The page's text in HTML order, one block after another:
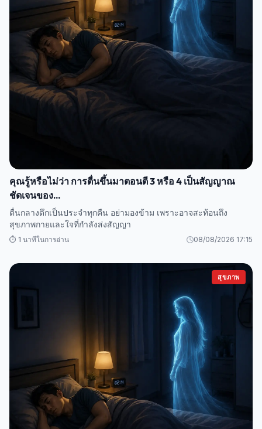
คุณรู้หรือไม่ว่า การตื่นขึ้นมาตอนตี 3 หรือ 4 เป็นสัญญาณ
ชัดเจนของ...
ตื่นกลางดึกเป็นประจำทุกคืน อย่ามองข้าม เพราะอาจสะท้อนถึง
สุขภาพกายและใจที่กำลังส่งสัญญา
⏱️ 1 นาทีในการอ่าน 08/08/2026 17:15
สุขภาพ